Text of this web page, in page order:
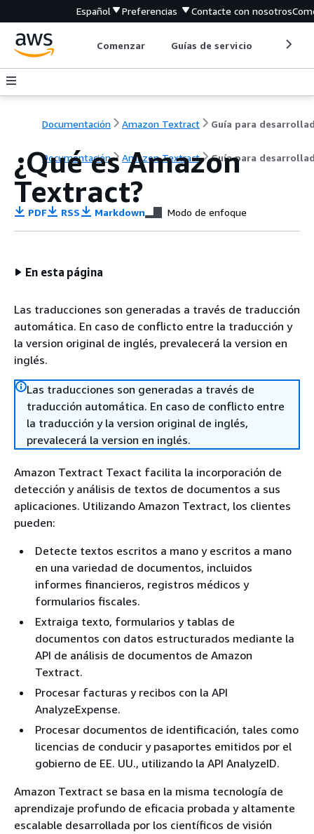
Español Preferencias Contacte con nosotros
Comenzar Guías de servicio
Documentación Amazon Textract
Documentación Amazon Textract Guía para
¿Qué es Amazon
Textract?
PDF RSS Markdown Modo de enfoque
En esta página
Las traducciones son generadas a través de traducción
automática. En caso de conflicto entre la traducción y
la version original de inglés, prevalecerá la version en
inglés.
Las traducciones son generadas a través de
traducción automática. En caso de conflicto entre
la traducción y la version original de inglés,
prevalecerá la version en inglés.
Amazon Textract Texact facilita la incorporación de
detección y análisis de textos de documentos a sus
aplicaciones. Utilizando Amazon Textract, los clientes
pueden:
Detecte textos escritos a mano y escritos a mano
en una variedad de documentos, incluidos
informes financieros, registros médicos y
formularios fiscales.
Extraiga texto, formularios y tablas de
documentos con datos estructurados mediante la
API de análisis de documentos de Amazon
Textract.
Procesar facturas y recibos con la API
AnalyzeExpense.
Procesar documentos de identificación, tales como
licencias de conducir y pasaportes emitidos por el
gobierno de EE. UU., utilizando la API AnalyzeID.
Amazon Textract se basa en la misma tecnología de
aprendizaje profundo de eficacia probada y altamente
escalable desarrollada por los científicos de visión